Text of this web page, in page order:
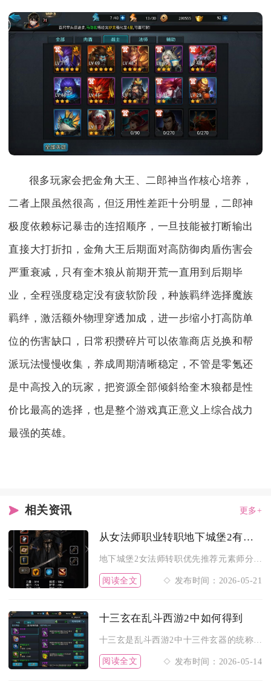
很多玩家会把金角大王、二郎神当作核心培养，
二者上限虽然很高，但泛用性差距十分明显，二郎神
极度依赖标记暴击的连招顺序，一旦技能被打断输出
直接大打折扣，金角大王后期面对高防御肉盾伤害会
严重衰减，只有奎木狼从前期开荒一直用到后期毕
业，全程强度稳定没有疲软阶段，种族羁绊选择魔族
羁绊，激活额外物理穿透加成，进一步缩小打高防单
位的伤害缺口，日常积攒碎片可以依靠商店兑换和帮
派玩法慢慢收集，养成周期清晰稳定，不管是零氪还
是中高投入的玩家，把资源全部倾斜给奎木狼都是性
价比最高的选择，也是整个游戏真正意义上综合战力
最强的英雄。
相关资讯 更多+
从女法师职业转职地下城堡2有哪些推荐
阅读全文 发布时间：2026-05-21
十三玄在乱斗西游2中如何得到
阅读全文 发布时间：2026-05-14